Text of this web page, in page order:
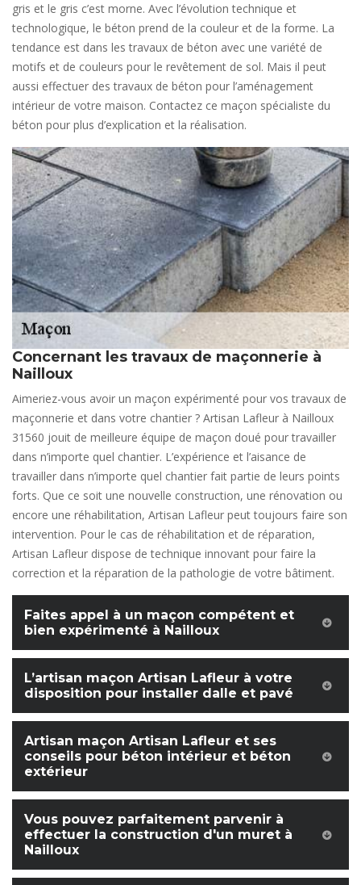
gris et le gris c’est morne. Avec l’évolution technique et
technologique, le béton prend de la couleur et de la forme. La
tendance est dans les travaux de béton avec une variété de
motifs et de couleurs pour le revêtement de sol. Mais il peut
aussi effectuer des travaux de béton pour l’aménagement
intérieur de votre maison. Contactez ce maçon spécialiste du
béton pour plus d’explication et la réalisation.
Concernant les travaux de maçonnerie à
Nailloux
Aimeriez-vous avoir un maçon expérimenté pour vos travaux de
maçonnerie et dans votre chantier ? Artisan Lafleur à Nailloux
31560 jouit de meilleure équipe de maçon doué pour travailler
dans n’importe quel chantier. L’expérience et l’aisance de
travailler dans n’importe quel chantier fait partie de leurs points
forts. Que ce soit une nouvelle construction, une rénovation ou
encore une réhabilitation, Artisan Lafleur peut toujours faire son
intervention. Pour le cas de réhabilitation et de réparation,
Artisan Lafleur dispose de technique innovant pour faire la
correction et la réparation de la pathologie de votre bâtiment.
Faites appel à un maçon compétent et
bien expérimenté à Nailloux
L’artisan maçon Artisan Lafleur à votre
disposition pour installer dalle et pavé
Artisan maçon Artisan Lafleur et ses
conseils pour béton intérieur et béton
extérieur
Vous pouvez parfaitement parvenir à
effectuer la construction d'un muret à
Nailloux